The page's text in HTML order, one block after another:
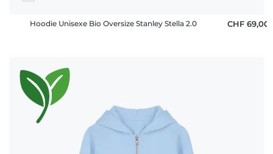
Hoodie Unisexe Bio Oversize Stanley Stella 2.0 CHF 69,00